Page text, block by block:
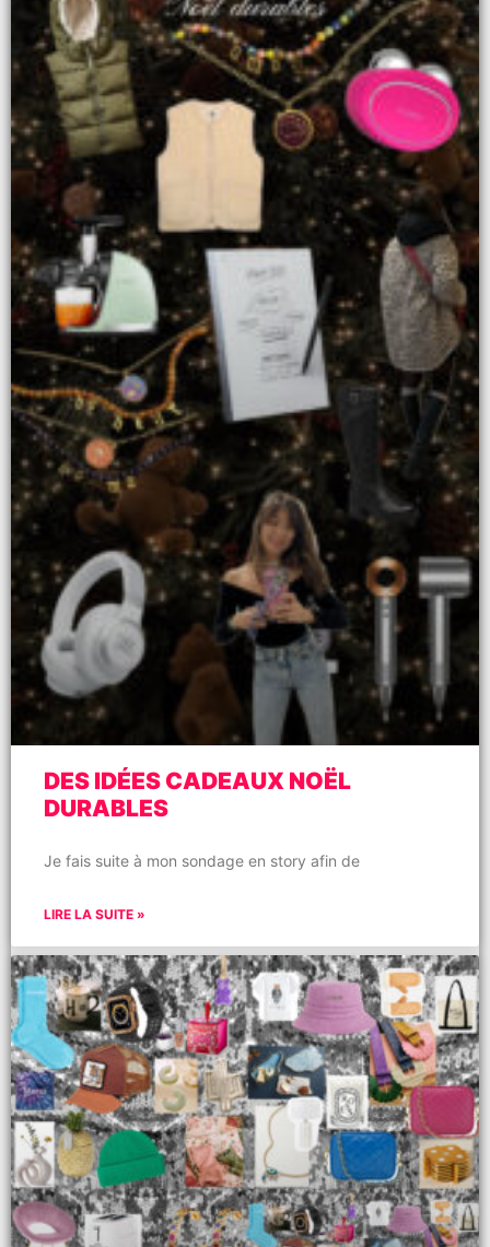
DES IDÉES CADEAUX NOËL
DURABLES
Je fais suite à mon sondage en story afin de
LIRE LA SUITE »